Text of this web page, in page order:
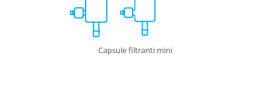
Capsule filtranti mini